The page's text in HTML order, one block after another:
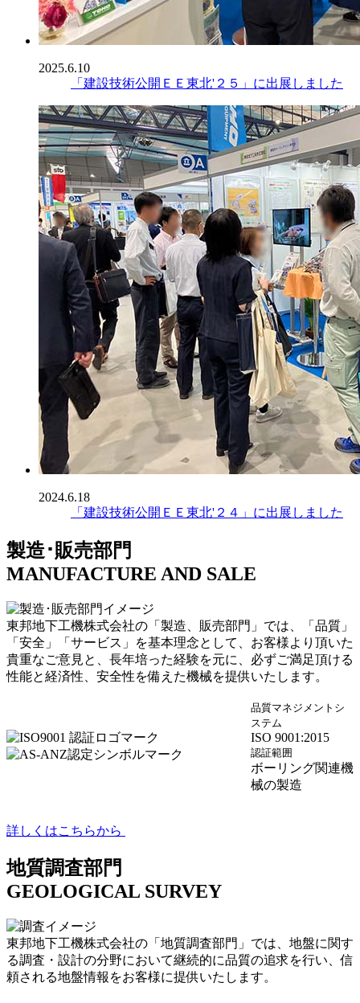
2025.6.10
「建設技術公開ＥＥ東北'２５」に出展しました
2024.6.18
「建設技術公開ＥＥ東北'２４」に出展しました
製造･販売部門
MANUFACTURE AND SALE
東邦地下工機株式会社の「製造、販売部門」では、「品質」
「安全」「サービス」を基本理念として、お客様より頂いた
貴重なご意見と、長年培った経験を元に、必ずご満足頂ける
性能と経済性、安全性を備えた機械を提供いたします。
品質マネジメントシ
ステム
ISO 9001:2015
認証範囲
ボーリング関連機
械の製造
詳しくはこちらから
地質調査部門
GEOLOGICAL SURVEY
東邦地下工機株式会社の「地質調査部門」では、地盤に関す
る調査・設計の分野において継続的に品質の追求を行い、信
頼される地盤情報をお客様に提供いたします。